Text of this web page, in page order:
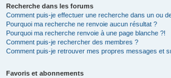
Recherche dans les forums
Comment puis-je effectuer une recherche dans un ou
Pourquoi ma recherche ne renvoie aucun résultat ?
Pourquoi ma recherche renvoie à une page blanche ?!
Comment puis-je rechercher des membres ?
Comment puis-je retrouver mes propres messages et
Favoris et abonnements